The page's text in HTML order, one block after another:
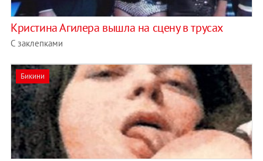
Кристина Агилера вышла на сцену в трусах
С заклепками
Бикини